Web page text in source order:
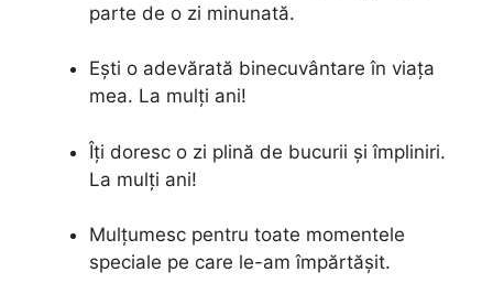
parte de o zi minunată.
Ești o adevărată binecuvântare în viața
mea. La mulți ani!
Îți doresc o zi plină de bucurii și împliniri.
La mulți ani!
Mulțumesc pentru toate momentele
speciale pe care le-am împărtășit.